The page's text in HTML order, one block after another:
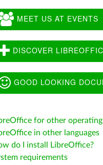
MEET US AT EVENTS
DISCOVER
GOOD LOOKING
for other
in other languages
do I install LibreOffice?
requirements